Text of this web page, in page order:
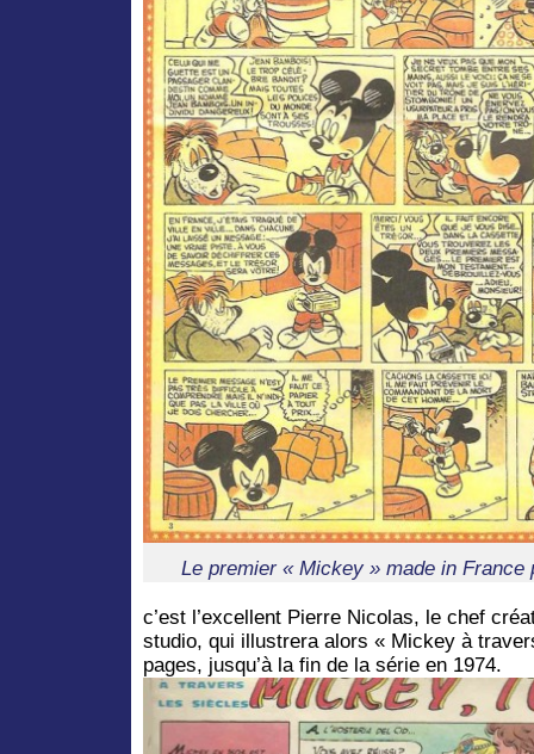
Le premier « Mickey » made in France
c’est l’excellent Pierre Nicolas, le chef
studio, qui illustrera alors « Mickey à
pages, jusqu’à la fin de la série en 1974.